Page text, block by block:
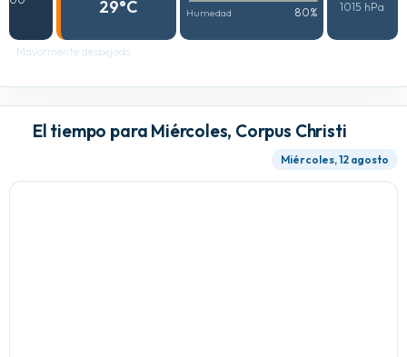
29°C Humedad 80% 1015 hPa
Mayormente despejado
El tiempo para Miércoles, Corpus Christi
Miércoles, 12 agosto